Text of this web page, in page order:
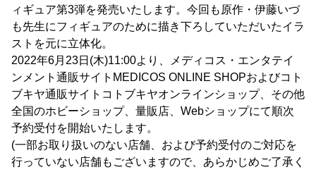
ィギュア第3弾を発売いたします。今回も原作・伊藤いづ
も先生にフィギュアのために描き下ろしていただいたイラ
ストを元に立体化。
2022年6月23日(木)11:00より、メディコス・エンタテイ
ンメント通販サイトMEDICOS ONLINE SHOPおよびコト
ブキヤ通販サイトコトブキヤオンラインショップ、その他
全国のホビーショップ、量販店、Webショップにて順次
予約受付を開始いたします。
(一部お取り扱いのない店舗、および予約受付のご対応を
行っていない店舗もございますので、あらかじめご了承く